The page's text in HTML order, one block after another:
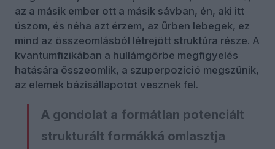
az a másik ember ott a másik sávban, én, aki itt
úszom, és néha azt érzem, az űrben lebegek, ez
mind az összeomlásból létrejött struktúra része. A
kvantumfizikában a hullámgörbe megfigyelés
hatására összeomlik, a szuperpozíció megszűnik,
az elemek bázisállapotot vesznek fel.
A gondolat a formátlan potenciált
strukturált formákká omlasztja